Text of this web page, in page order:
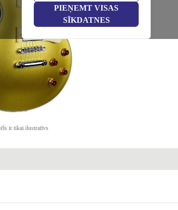
PIEŅEMT VISAS
SĪKDATNES
ir tikai ilustratīvs